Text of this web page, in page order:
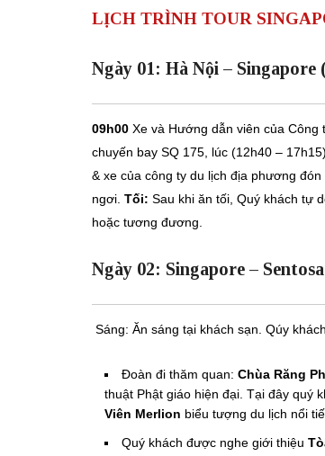
LỊCH TRÌNH TOUR
Ngày 01: Hà Nội – Singapore
09h00 Xe và Hướng dẫn viên của Công
chuyến bay SQ 175, lúc (12h40 –
& xe của công ty du lịch địa phương
ngơi. Tối: Sau khi ăn tối, Quý khách tự
hoặc tương đương.
Ngày 02: Singapore –
Sáng: Ăn sáng tại khách sạn. Qúy
Đoàn đi thăm quan: Chùa Răng
thuật Phật giáo hiện đại. Tại đây quý
Viên Merlion biểu tượng du lịch nổi
Quý khách được nghe giới thiệu